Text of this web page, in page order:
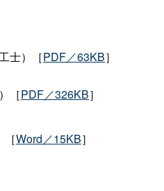
士）［PDF／63KB］
［PDF／326KB］
［Word／15KB］